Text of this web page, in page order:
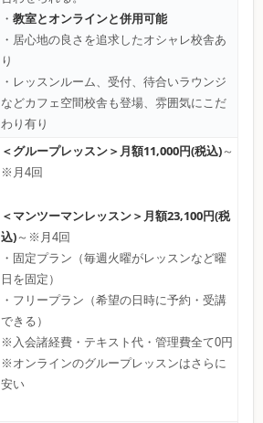
・ 教室とオンラインと併用可能
・居心地の良さを追求したオシャレ校舎あ
り
・レッスンルーム、受付、待合いラウンジ
などカフェ空間校舎も登場、雰囲気にこだ
わり有り
＜グループレッスン＞ 月額11,000円(税込)～
※月4回
＜マンツーマンレッスン＞ 月額23,100円(税
込)～※月4回
・固定プラン（毎週火曜がレッスンなど曜
日を固定）
・フリープラン（希望の日時に予約・受講
できる）
※入会諸経費・テキスト代・管理費全て0円
※オンラインのグループレッスンはさらに
安い